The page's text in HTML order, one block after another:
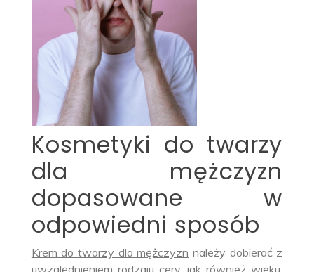
Kosmetyki do twarzy
dla mężczyzn
dopasowane w
odpowiedni sposób
Krem do twarzy dla mężczyzn należy dobierać z
uwzględnieniem rodzaju cery, jak również wieku.